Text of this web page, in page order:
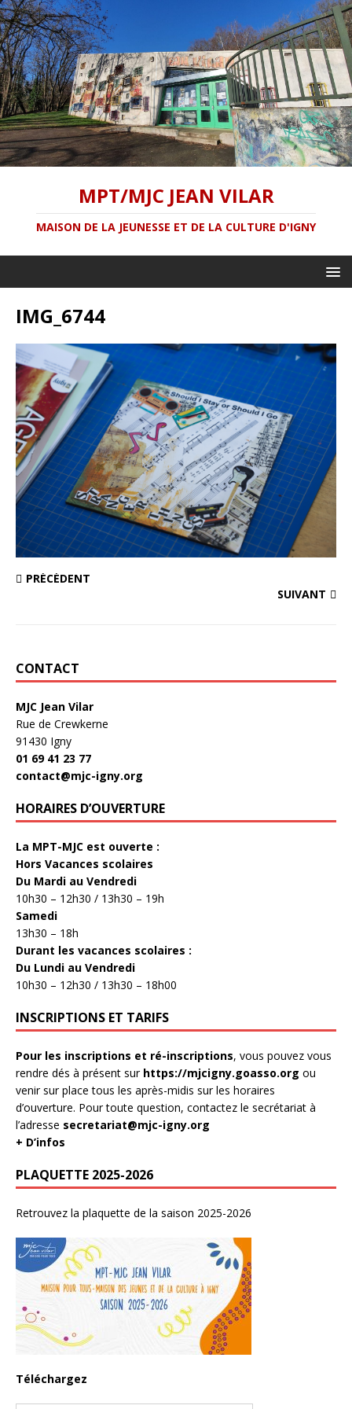
MPT/MJC JEAN VILAR
MAISON DE LA JEUNESSE ET DE LA CULTURE D'IGNY
IMG_6744
PRÉCÉDENT
SUIVANT
CONTACT
MJC Jean Vilar
Rue de Crewkerne
91430 Igny
01 69 41 23 77
contact@mjc-igny.org
HORAIRES D’OUVERTURE
La MPT-MJC est ouverte :
Hors Vacances scolaires
Du Mardi au Vendredi
10h30 – 12h30 / 13h30 – 19h
Samedi
13h30 – 18h
Durant les vacances scolaires :
Du Lundi au Vendredi
10h30 – 12h30 / 13h30 – 18h00
INSCRIPTIONS ET TARIFS
Pour les inscriptions et ré-inscriptions, vous pouvez vous
rendre dés à présent sur https://mjcigny.goasso.org ou
venir sur place tous les après-midis sur les horaires
d’ouverture. Pour toute question, contactez le secrétariat à
l’adresse secretariat@mjc-igny.org
+ D’infos
PLAQUETTE 2025-2026
Retrouvez la plaquette de la saison 2025-2026
Téléchargez